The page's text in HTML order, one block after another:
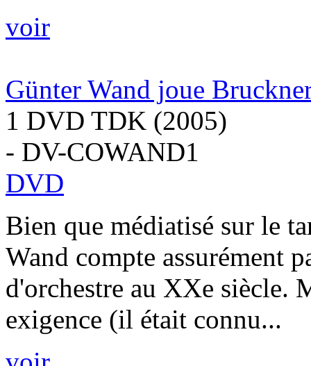
voir
Günter Wand joue
1 DVD TDK (2005)
- DV-COWAND1
DVD
Bien que médiatisé sur le
Wand compte assurément
d'orchestre au XXe siècle.
exigence (il était connu...